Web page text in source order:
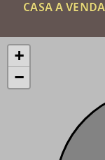
CASA A
+
−